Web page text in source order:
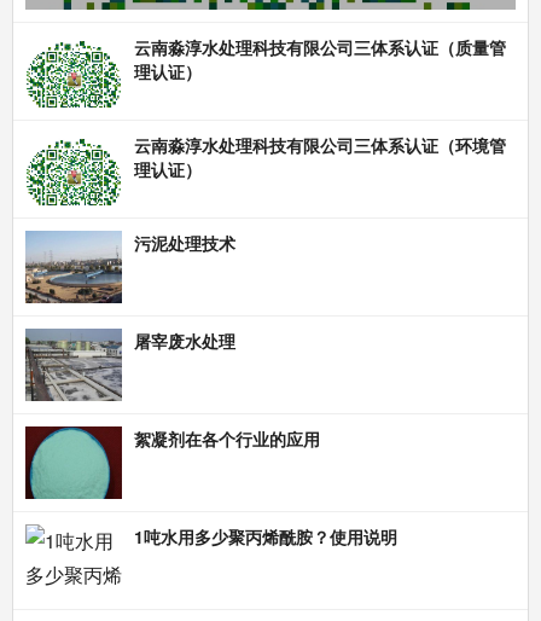
云南淼淳水处理科技有限公司三体系认证（质量管
理认证）
云南淼淳水处理科技有限公司三体系认证（环境管
理认证）
污泥处理技术
屠宰废水处理
絮凝剂在各个行业的应用
1吨水用多少聚丙烯酰胺？使用说明